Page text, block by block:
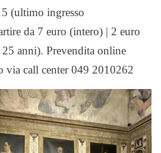
(ultimo ingresso
da 7 euro (intero) | 2 euro
anni). Prevendita online
via call center 049 2010262